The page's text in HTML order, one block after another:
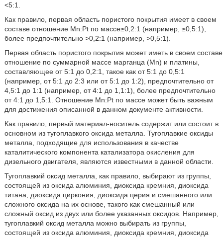
<5:1.
Как правило, первая область пористого покрытия имеет в своем
составе отношение Mn:Pt по массе≥0,2:1 (например, ≥0,5:1),
более предпочтительно >0,2:1 (например, >0,5:1).
Первая область пористого покрытия может иметь в своем составе
отношение по суммарной массе марганца (Mn) и платины,
составляющее от 5:1 до 0,2:1, такое как от 5:1 до 0,5:1
(например, от 5:1 до 2:3 или от 5:1 до 1:2), предпочтительно от
4,5:1 до 1:1 (например, от 4:1 до 1,1:1), более предпочтительно
от 4:1 до 1,5:1. Отношение Mn:Pt по массе может быть важным
для достижения описанной в данном документе активности.
Как правило, первый материал-носитель содержит или состоит в
основном из тугоплавкого оксида металла. Тугоплавкие оксиды
металла, подходящие для использования в качестве
каталитического компонента катализатора окисления для
дизельного двигателя, являются известными в данной области.
Тугоплавкий оксид металла, как правило, выбирают из группы,
состоящей из оксида алюминия, диоксида кремния, диоксида
титана, диоксида циркония, диоксида церия и смешанного или
сложного оксида на их основе, такого как смешанный или
сложный оксид из двух или более указанных оксидов. Например,
тугоплавкий оксид металла можно выбирать из группы,
состоящей из оксида алюминия, диоксида кремния, диоксида